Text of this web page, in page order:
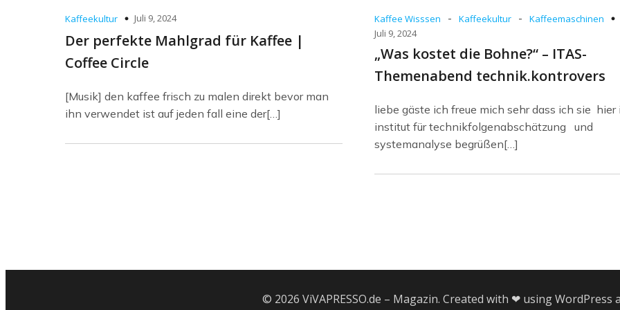
Kaffeekultur Juli 9, 2024
Der perfekte Mahlgrad für Kaffee |
Coffee Circle
[Musik] den kaffee frisch zu malen direkt bevor man
ihn verwendet ist auf jeden fall eine der[…]
Kaffee Wisssen - Kaffeekultur -
Kaffeemaschinen
Juli 9, 2024
„Was kostet die Bohne?“ – ITAS-
Themenabend technik.kontrovers
liebe gäste ich freue mich sehr dass ich sie hier
institut für technikfolgenabschätzung und
systemanalyse begrüßen[…]
© 2026 ViVAPRESSO.de – Magazin. Created with ❤ using WordPress